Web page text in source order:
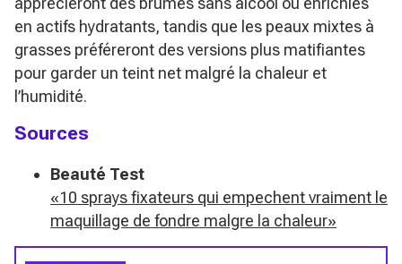
en actifs hydratants, tandis que les peaux mixtes à
grasses préféreront des versions plus matifiantes
pour garder un teint net malgré la chaleur et
l’humidité.
Sources
Beauté Test
«10 sprays fixateurs qui empechent vraiment le
maquillage de fondre malgre la chaleur»